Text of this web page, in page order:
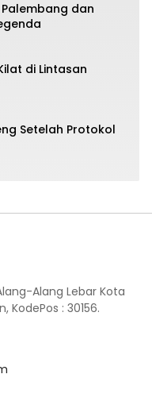
Palembang dan
di Lintasan
Setelah Protokol
Alang Lebar Kota
KodePos : 30156.